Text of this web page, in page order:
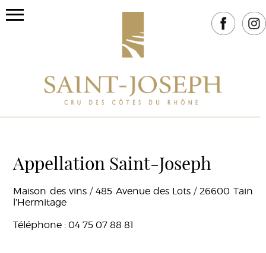
Appellation Saint-Joseph
Maison des vins /485 Avenue des Lots /26600 Tain
l’Hermitage
Téléphone : 04 75 07 88 81